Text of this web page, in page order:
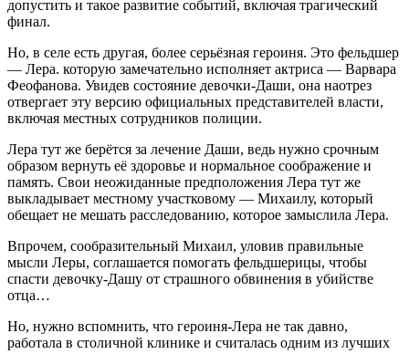
допустить и такое развитие событий, включая трагический
финал.
Но, в селе есть другая, более серьёзная героиня. Это фельдшер
— Лера. которую замечательно исполняет актриса — Варвара
Феофанова. Увидев состояние девочки-Даши, она наотрез
отвергает эту версию официальных представителей власти,
включая местных сотрудников полиции.
Лера тут же берётся за лечение Даши, ведь нужно срочным
образом вернуть её здоровье и нормальное соображение и
память. Свои неожиданные предположения Лера тут же
выкладывает местному участковому — Михаилу, который
обещает не мешать расследованию, которое замыслила Лера.
Впрочем, сообразительный Михаил, уловив правильные
мысли Леры, соглашается помогать фельдшерицы, чтобы
спасти девочку-Дашу от страшного обвинения в убийстве
отца…
Но, нужно вспомнить, что героиня-Лера не так давно,
работала в столичной клинике и считалась одним из лучших